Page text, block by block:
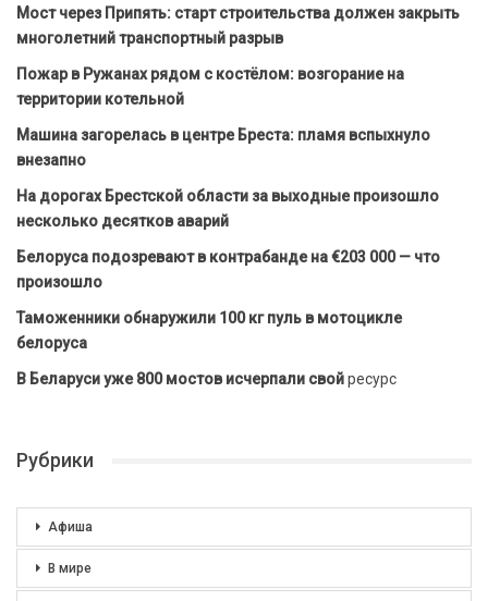
Мост через Припять: старт строительства должен закрыть
многолетний транспортный разрыв
Пожар в Ружанах рядом с костёлом: возгорание на
территории котельной
Машина загорелась в центре Бреста: пламя вспыхнуло
внезапно
На дорогах Брестской области за выходные произошло
несколько десятков аварий
Белоруса подозревают в контрабанде на €203 000 — что
произошло
Таможенники обнаружили 100 кг пуль в мотоцикле
белоруса
В Беларуси уже 800 мостов исчерпали свойресурс
Рубрики
Афиша
В мире